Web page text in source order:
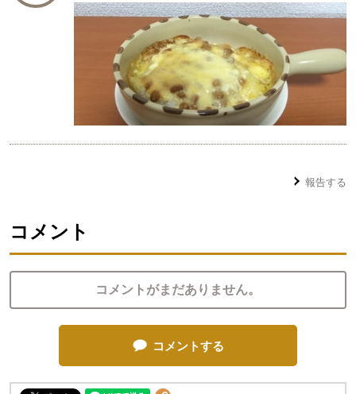
報告する
コメント
コメントがまだありません。
コメントする